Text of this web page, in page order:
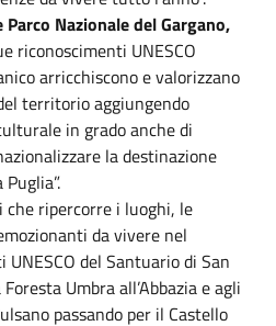
Parco Nazionale del Gargano,
riconoscimenti UNESCO
arricchiscono e valorizzano
territorio aggiungendo
in grado anche di
la destinazione
che ripercorre i luoghi, le
da vivere nel
del Santuario di San
Umbra all’Abbazia e agli
passando per il Castello